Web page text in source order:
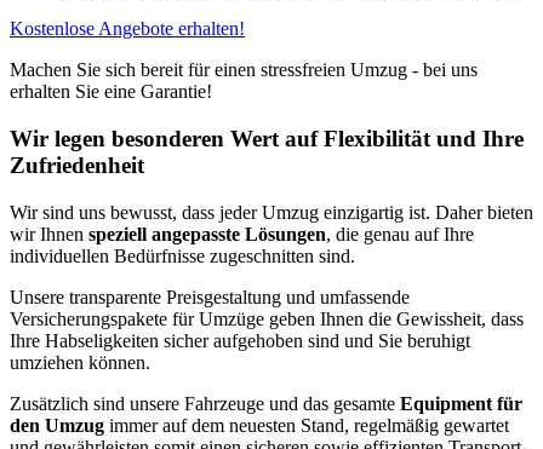
Kostenlose Angebote erhalten!
Machen Sie sich bereit für einen stressfreien Umzug - bei uns
erhalten Sie eine Garantie!
Wir legen besonderen Wert auf Flexibilität und Ihre
Zufriedenheit
Wir sind uns bewusst, dass jeder Umzug einzigartig ist. Daher bieten
wir Ihnen speziell angepasste Lösungen, die genau auf Ihre
individuellen Bedürfnisse zugeschnitten sind.
Unsere transparente Preisgestaltung und umfassende
Versicherungspakete für Umzüge geben Ihnen die Gewissheit, dass
Ihre Habseligkeiten sicher aufgehoben sind und Sie beruhigt
umziehen können.
Zusätzlich sind unsere Fahrzeuge und das gesamte Equipment für
den Umzug immer auf dem neuesten Stand, regelmäßig gewartet